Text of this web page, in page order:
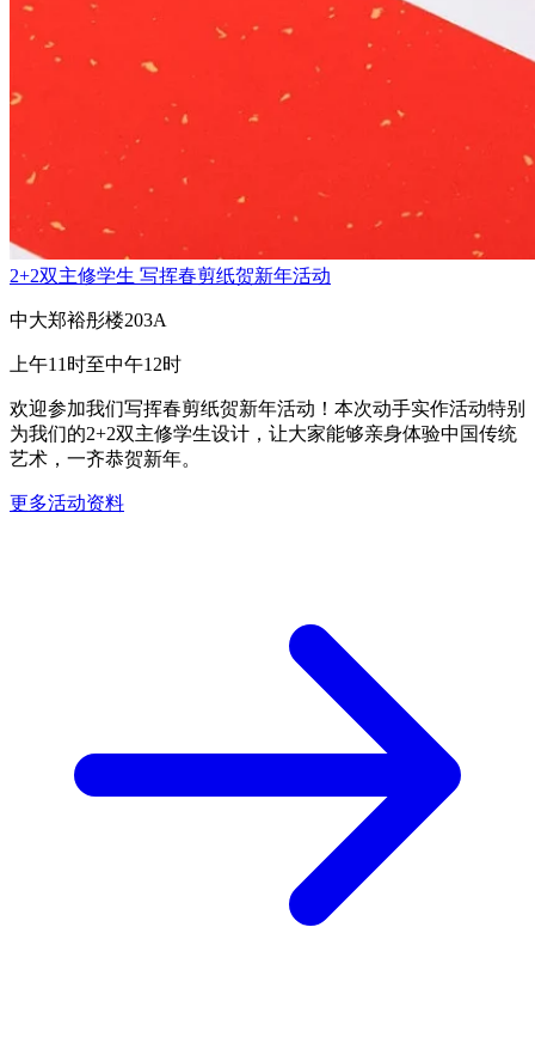
2+2双主修学生 写挥春剪纸贺新年活动
中大郑裕彤楼203A
上午11时至中午12时
欢迎参加我们写挥春剪纸贺新年活动！本次动手实作活动特别
为我们的2+2双主修学生设计，让大家能够亲身体验中国传统
艺术，一齐恭贺新年。
更多活动资料